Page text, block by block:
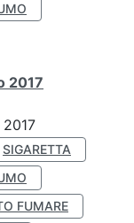
2017
SIGARETTA
FUMARE